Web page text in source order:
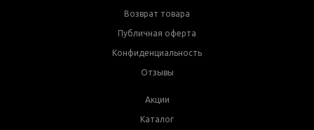
Возврат товара
Публичная оферта
Конфиденциальность
Отзывы
Акции
Каталог